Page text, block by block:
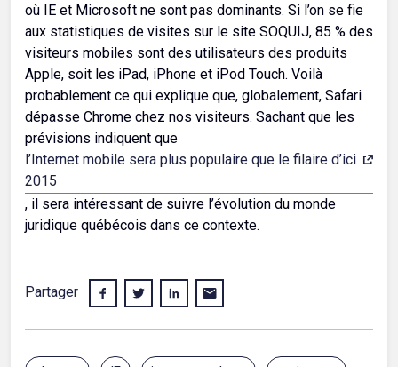
où IE et Microsoft ne sont pas dominants. Si l’on se fie
aux statistiques de visites sur le site SOQUIJ, 85 % des
visiteurs mobiles sont des utilisateurs des produits
Apple, soit les iPad, iPhone et iPod Touch. Voilà
probablement ce qui explique que, globalement, Safari
dépasse Chrome chez nos visiteurs. Sachant que les
prévisions indiquent que
l’Internet mobile sera plus populaire que le filaire d’ici
2015
, il sera intéressant de suivre l’évolution du monde
juridique québécois dans ce contexte.
Partager